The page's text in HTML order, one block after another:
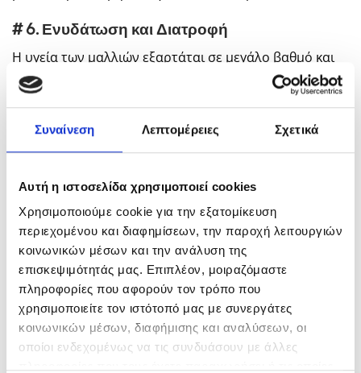
Συναίνεση Λεπτομέρειες Σχετικά
Αυτή η ιστοσελίδα χρησιμοποιεί cookies
Χρησιμοποιούμε cookie για την εξατομίκευση
περιεχομένου και διαφημίσεων, την παροχή λειτουργιών
κοινωνικών μέσων και την ανάλυση της
επισκεψιμότητάς μας. Επιπλέον, μοιραζόμαστε
πληροφορίες που αφορούν τον τρόπο που
χρησιμοποιείτε τον ιστότοπό μας με συνεργάτες
κοινωνικών μέσων, διαφήμισης και αναλύσεων, οι
οποίοι ενδεχομένως να τις συνδυάσουν με άλλες
# 6. Ενυδάτωση και Διατροφή
Η υγεία των μαλλιών εξαρτάται σε μεγάλο βαθμό και
από τις διατροφικές μας συνήθειες. Καταναλώστε
τρόφιμα πλούσια σε βιταμίνες Α, C, D και Ε, καθώς και
οργανισμού παίζει επίσης σημαντικό ρόλο στην υγεία
των μαλλιών, γι’ αυτό φροντίστε να πίνετε αρκετό
νερό καθημερινά.
Ακολουθώντας αυτές τις συμβουλές, θα έχετε μαλλιά
υγιή και λαμπερά για μεγαλύτερο χρονικό διάστημα
μετά από το κούρεμα. Η ρουτίνα περιποίησης των
μαλλιών στο σπίτι είναι σημαντική, συμπληρώνει τις
επαγγελματικές θεραπείες και σας βοηθά να έχετε
υπέροχα μαλλιά καθημερινά.
Διαβάστε επίσης >>